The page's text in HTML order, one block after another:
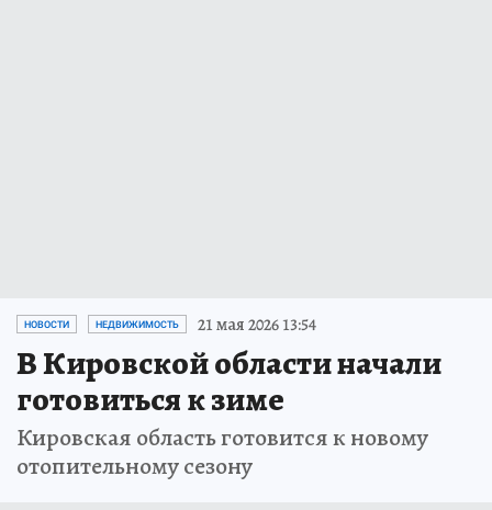
НОВОСТИ НЕДВИЖИМОСТЬ 21 мая 2026 13:54
В Кировской области начали
готовиться к зиме
Кировская область готовится к новому
отопительному сезону